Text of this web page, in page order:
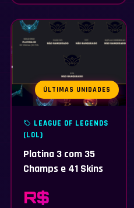
ÚLTIMAS UNIDADES
LEAGUE OF LEGENDS
(LOL)
Platina 3 com 35
Champs e 41 Skins
R$